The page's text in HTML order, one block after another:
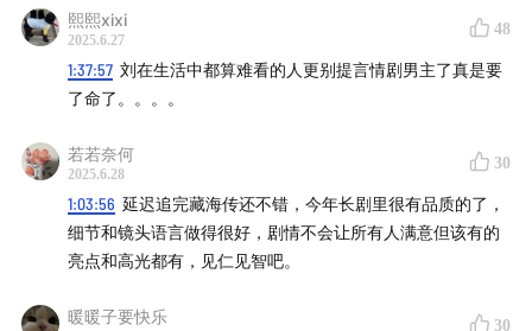
熙熙xixi
2025.6.27
48
1:37:57 刘在生活中都算难看的人更别提言情剧男主了真是要
了命了。。。。
若若奈何
2025.6.28
30
1:03:56 延迟追完藏海传还不错，今年长剧里很有品质的了，
细节和镜头语言做得很好，剧情不会让所有人满意但该有的
亮点和高光都有，见仁见智吧。
暖暖子要快乐 30